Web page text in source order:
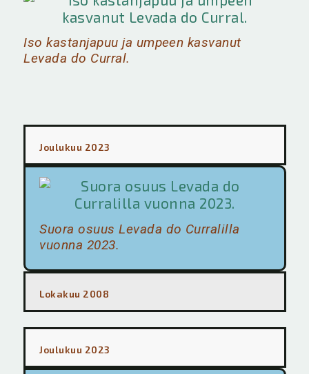
Iso kastanjapuu ja umpeen kasvanut
Levada do Curral.
Joulukuu 2023
Suora osuus Levada do Curralilla
vuonna 2023.
Lokakuu 2008
Joulukuu 2023